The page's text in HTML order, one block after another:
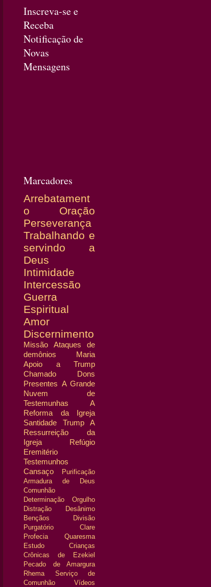
Inscreva-se e
Receba
Notificação de
Novas
Mensagens
Marcadores
Arrebatament
o
Oração
Perseverança
Trabalhando e
servindo a
Deus
Intimidade
Intercessão
Guerra
Espiritual
Amor
Discernimento
Missão
Ataques de
demônios
Maria
Apoio a Trump
Chamado
Dons
Presentes A Grande
Nuvem de
Testemunhas
A
Reforma da Igreja
Santidade
Trump
A
Ressurreição da
Igreja
Refúgio
Eremitério
Testemunhos
Cansaço
Purificação
Armadura de Deus
Comunhão
Determinação
Orgulho
Distração
Desânimo
Bençãos
Divisão
Purgatório
Clare
Profecia
Quaresma
Estudo
Crianças
Crônicas de Ezekiel
Pecado de Amargura
Rhema
Serviço de
Comunhão
Vídeos